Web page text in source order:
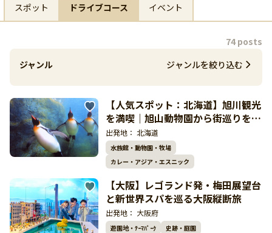
スポット ドライブコース イベント
ジャンル ジャンルを絞り込む
74 posts
【人気スポット：北海道】旭川観光
を満喫｜旭山動物園から街巡りを楽
しむ人気ドライブ
出発地： 北海道
水族館・動物園・牧場
カレー・アジア・エスニック
【大阪】レゴランド発・梅田展望台
と新世界スパを巡る大阪縦断旅
出発地： 大阪府
遊園地・ﾃｰﾏﾊﾟｰｸ 史跡・庭園